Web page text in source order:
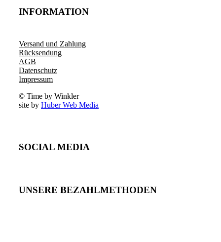
INFORMATION
Versand und Zahlung
Rücksendung
AGB
Datenschutz
Impressum
© Time by Winkler
site by Huber Web Media
SOCIAL MEDIA
UNSERE BEZAHLMETHODEN